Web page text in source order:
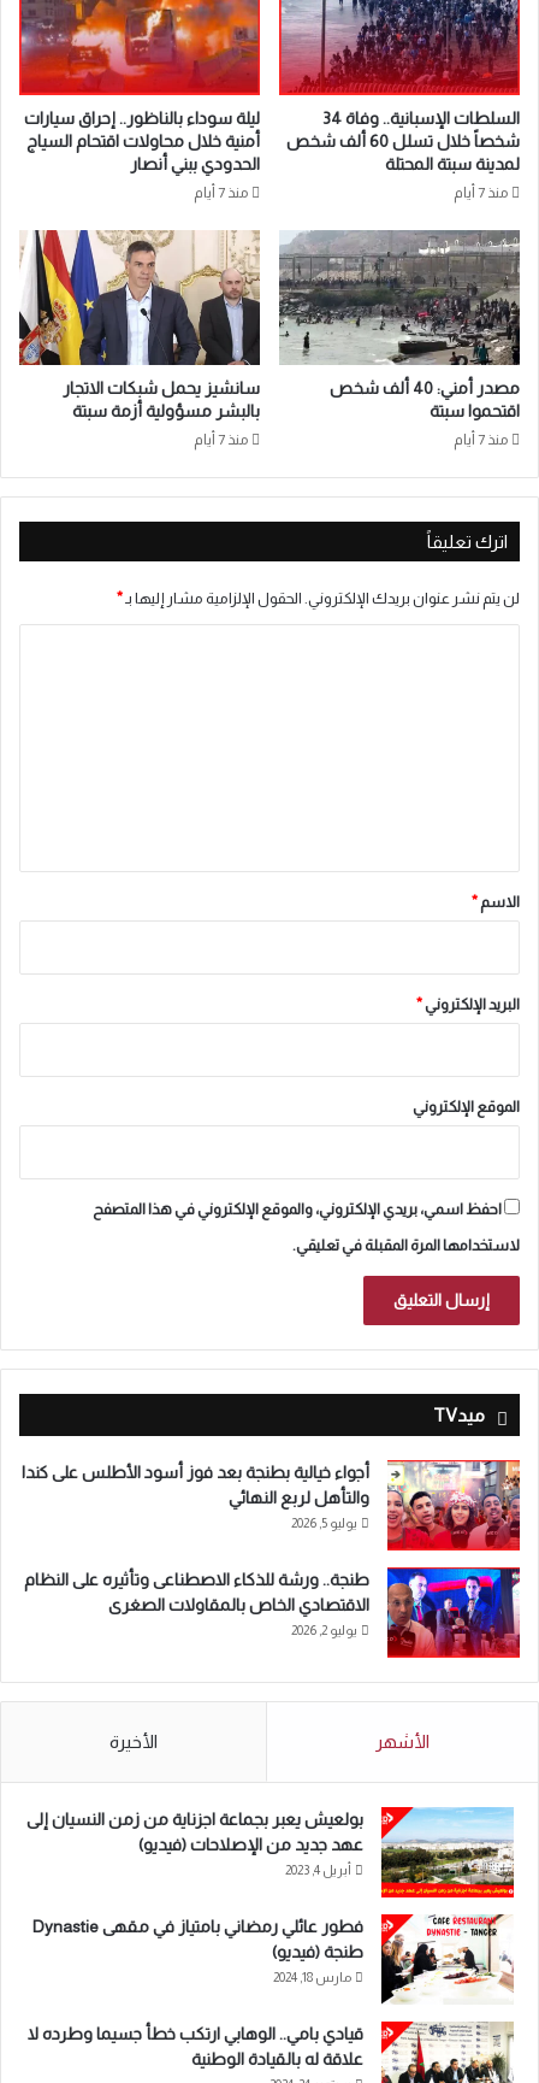
السلطات الإسبانية.. وفاة 34
شخصاً خلال تسلل 60 ألف شخص
لمدينة سبتة المحتلة
منذ 7 أيام
ليلة سوداء بالناظور.. إحراق سيارات
أمنية خلال محاولات اقتحام السياج
الحدودي ببني أنصار
منذ 7 أيام
مصدر أمني: 40 ألف شخص
اقتحموا سبتة
منذ 7 أيام
سانشيز يحمل شبكات الاتجار
بالبشر مسؤولية أزمة سبتة
منذ 7 أيام
اترك تعليقاً
لن يتم نشر عنوان بريدك الإلكتروني. الحقول الإلزامية مشار إليها بـ*
*
الاسم *
البريد الإلكتروني*
الموقع الإلكتروني
احفظ اسمي، بريدي الإلكتروني، والموقع الإلكتروني في هذا المتصفح
لاستخدامها المرة المقبلة في تعليقي.
ميدTV
أجواء خيالية بطنجة بعد فوز أسود الأطلس على كندا
والتأهل لربع النهائي
يوليو 5, 2026
طنجة.. ورشة للذكاء الاصطناعى وتأثيره على النظام
الاقتصادي الخاص بالمقاولات الصغرى
يوليو 2, 2026
الأشهر الأخيرة
بولعيش يعبر بجماعة اجزناية من زمن النسيان إلى
عهد جديد من الإصلاحات (فيديو)
أبريل 4, 2023
فطور عائلي رمضاني بامتياز في مقهى Dynastie
طنجة (فيديو)
مارس 18, 2024
قيادي بامي.. الوهابي ارتكب خطأ جسيما وطرده لا
علاقة له بالقيادة الوطنية